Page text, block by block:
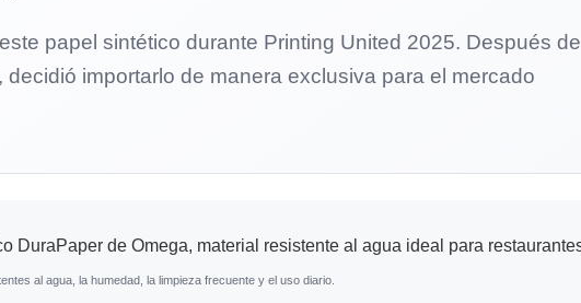
papel sintético durante Printing United 2025. Después de
importarlo de manera exclusiva para el mercado
al agua, la humedad, la limpieza frecuente y el uso diario.